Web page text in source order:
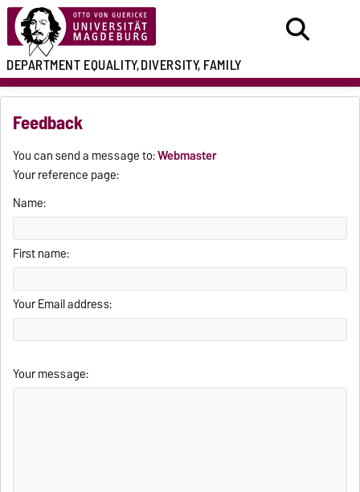
DEPARTMENTEQUALITY,DIVERSITY, FAMILY
Feedback
You can send a message to:Webmaster
Your reference page:
Name:
First name:
Your Email address:
Your message: